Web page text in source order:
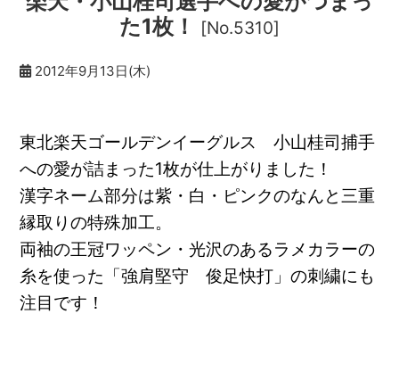
た1枚！
[No.5310]
2012年9月13日(木)
東北楽天ゴールデンイーグルス 小山桂司捕手
への愛が詰まった1枚が仕上がりました！
漢字ネーム部分は紫・白・ピンクのなんと三重
縁取りの特殊加工。
両袖の王冠ワッペン・光沢のあるラメカラーの
糸を使った「強肩堅守 俊足快打」の刺繍にも
注目です！